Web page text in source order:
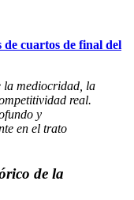
cuartos de final del
la mediocridad, la
real.
y
en el trato
de la